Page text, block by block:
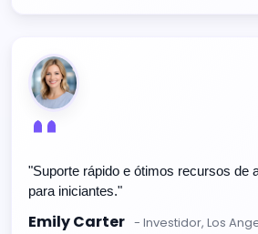
"Suporte rápido e ótimos recursos de
para iniciantes."
Emily Carter - Investidor, Los